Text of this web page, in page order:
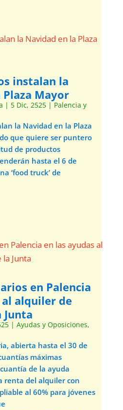
instalan la
Mayor
| 5 Dic, 2525| Palencia y
la Navidad en la Plaza
que quiere ser puntero
de productos
hasta el 6 de
‘food truck’ de
en Palencia
al alquiler de
| Ayudas y Oposiciones,
abierta hasta el 30 de
máximas
de la ayuda
renta del alquiler con
al 60% para jóvenes